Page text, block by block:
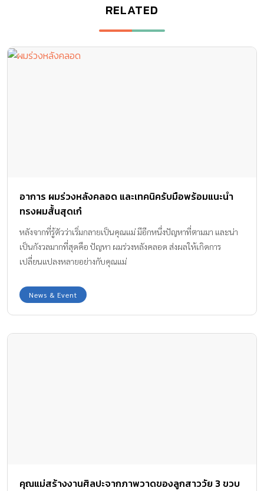
RELATED
อาการ ผมร่วงหลังคลอด และเทคนิครับมือพร้อมแนะนำ
ทรงผมสั้นสุดเก๋
หลังจากที่รู้ตัวว่าเริ่มกลายเป็นคุณแม่ มีอีกหนึ่งปัญหาที่ตามมา และน่า
เป็นกังวลมากที่สุดคือ ปัญหา ผมร่วงหลังคลอด ส่งผลให้เกิดการ
เปลี่ยนแปลงหลายอย่างกับคุณแม่
News & Event
คุณแม่สร้างงานศิลปะจากภาพวาดของลูกสาววัย 3 ขวบ